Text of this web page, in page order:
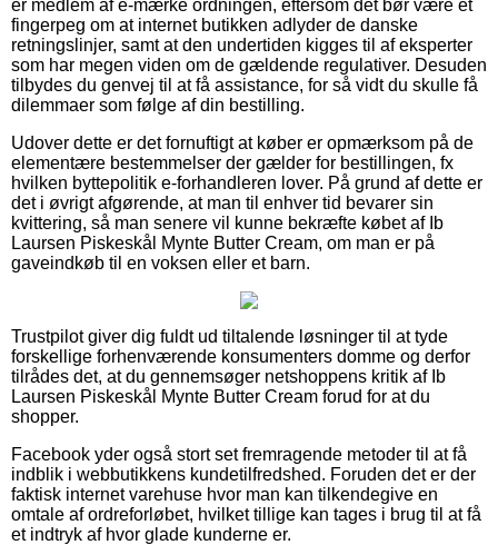
er medlem af e-mærke ordningen, eftersom det bør være et
fingerpeg om at internet butikken adlyder de danske
retningslinjer, samt at den undertiden kigges til af eksperter
som har megen viden om de gældende regulativer. Desuden
tilbydes du genvej til at få assistance, for så vidt du skulle få
dilemmaer som følge af din bestilling.
Udover dette er det fornuftigt at køber er opmærksom på de
elementære bestemmelser der gælder for bestillingen, fx
hvilken byttepolitik e-forhandleren lover. På grund af dette er
det i øvrigt afgørende, at man til enhver tid bevarer sin
kvittering, så man senere vil kunne bekræfte købet af Ib
Laursen Piskeskål Mynte Butter Cream, om man er på
gaveindkøb til en voksen eller et barn.
Trustpilot giver dig fuldt ud tiltalende løsninger til at tyde
forskellige forhenværende konsumenters domme og derfor
tilrådes det, at du gennemsøger netshoppens kritik af Ib
Laursen Piskeskål Mynte Butter Cream forud for at du
shopper.
Facebook yder også stort set fremragende metoder til at få
indblik i webbutikkens kundetilfredshed. Foruden det er der
faktisk internet varehuse hvor man kan tilkendegive en
omtale af ordreforløbet, hvilket tillige kan tages i brug til at få
et indtryk af hvor glade kunderne er.